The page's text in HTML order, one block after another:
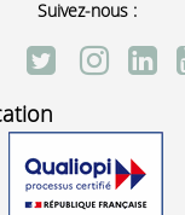
Suivez-nous :